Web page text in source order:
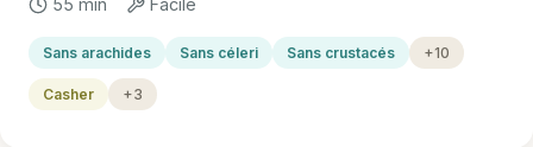
55 min Facile
Sans arachides Sans céleri Sans crustacés +10
Casher +3